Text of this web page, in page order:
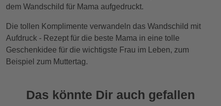
dem Wandschild für Mama aufgedruckt.
Die tollen Komplimente verwandeln das Wandschild mit
Aufdruck - Rezept für die beste Mama in eine tolle
Geschenkidee für die wichtigste Frau im Leben, zum
Beispiel zum Muttertag.
Das könnte Dir auch gefallen